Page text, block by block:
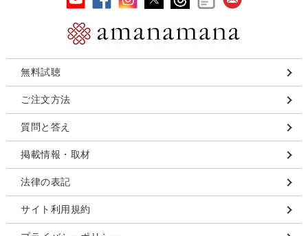
無料試聴
ご注文方法
質問と答え
掲載情報・取材
法律の表記
サイト利用規約